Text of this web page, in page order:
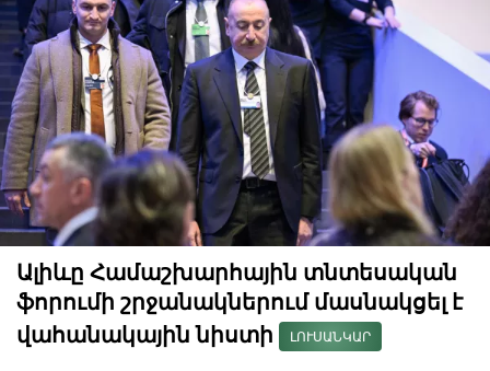
Ալիևը Համաշխարհային տնտեսական
ֆորումի շրջանակներում մասնակցել է
վահանակային նիստի
ԼՈՒՍԱՆԿԱՐ